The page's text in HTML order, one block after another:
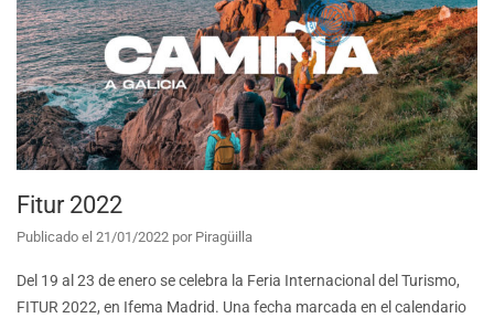
Fitur 2022
Publicado el 21/01/2022 por Piragüilla
Del 19 al 23 de enero se celebra la Feria Internacional del Turismo,
FITUR 2022, en Ifema Madrid. Una fecha marcada en el calendario